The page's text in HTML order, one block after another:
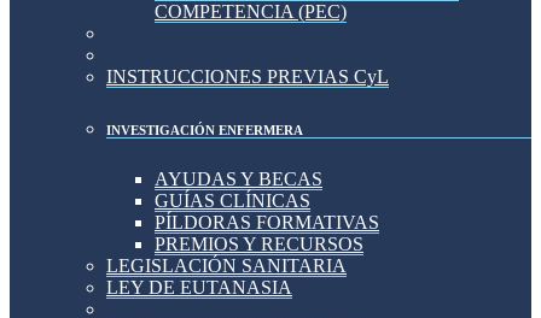
COMPETENCIA (PEC)
INSTRUCCIONES PREVIAS CyL
INVESTIGACIÓN ENFERMERA
AYUDAS Y BECAS
GUÍAS CLÍNICAS
PÍLDORAS FORMATIVAS
PREMIOS Y RECURSOS
LEGISLACIÓN SANITARIA
LEY DE EUTANASIA